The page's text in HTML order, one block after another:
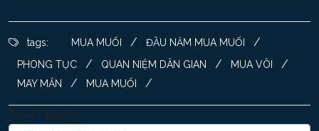
tags: MUA MUỐI / ĐẦU NĂM MUA MUỐI /
PHONG TỤC / QUAN NIỆM DÂN GIAN / MUA VÔI /
MAY MẮN / MUA MUỐI /
Bình luận